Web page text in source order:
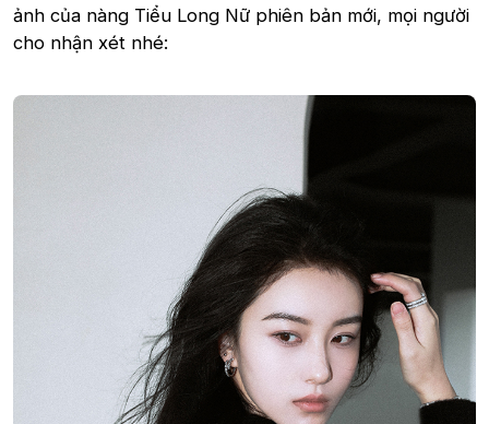
ảnh của nàng Tiểu Long Nữ phiên bản mới, mọi người
cho nhận xét nhé: